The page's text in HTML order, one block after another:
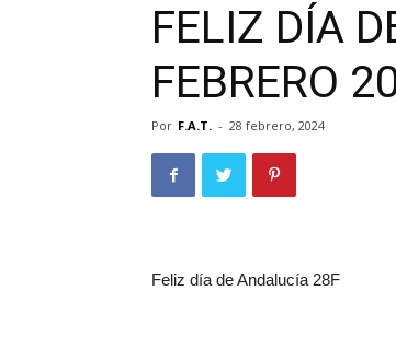
FELIZ DÍA
FEBRERO
Por F.A.T. - 28 febrero, 2024
Feliz día de Andalucía 28F